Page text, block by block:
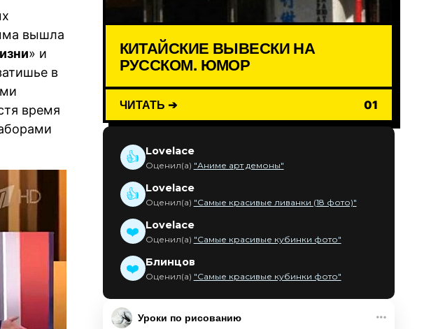
вышла
» и
в
время
КИТАЙСКИЕ ВЫВЕСКИ НА
РУССКОМ. ЮМОР
ЧИТАТЬ ➔ 01
👍 Lovelace
Оценил(а) "Аниме арт демоны"
👍 Lovelace
Оценил(а) "Самые красивые ливанки (18 фото)"
❤️ Lovelace
Оценил(а) "Самые красивые кубинки фото"
❤️ Блинцов
Оценил(а) "Самые красивые кубинки фото"
Уроки по рисованию